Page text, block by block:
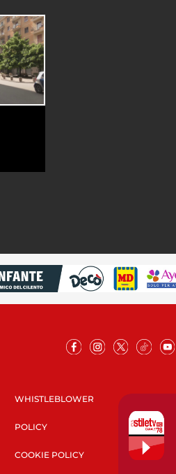
WHISTLEBLOWER
POLICY
COOKIE POLICY